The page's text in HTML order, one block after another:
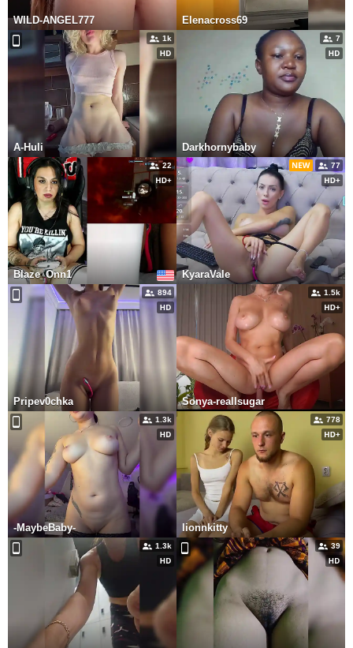
WILD-ANGEL777 Elenacross69
1k
A-Huli
7
Darkhornybaby
22
Blaze_Onn1
77
KyaraVale
894
Pripev0chka
1.5k
Sonya-reallsugar
1.3k
-MaybeBaby-
778
lionnkitty
1.3k 39